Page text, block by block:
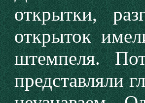
открытки,
открыток
штемпеля.
представляли